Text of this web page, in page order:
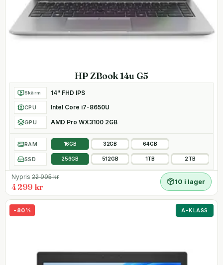
HP ZBook 14u G5
Skärm 14" FHD IPS
CPU Intel Core i7-8650U
GPU AMD Pro WX3100 2GB
RAM 16GB 32GB 64GB
SSD 256GB 512GB 1TB 2TB
Nypris 22 995kr
4 299 kr
10 i lager
- 80% A-KLASS